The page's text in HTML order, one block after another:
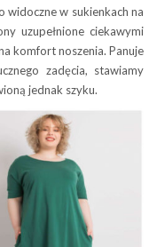
widoczne w sukienkach na
uzupełnione ciekawymi
komfort noszenia. Panuje
zadęcia, stawiamy
jednak szyku.